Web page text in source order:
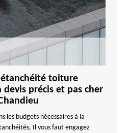
toiture
précis et pas cher
les budgets nécessaires à la
Il vous faut engagez